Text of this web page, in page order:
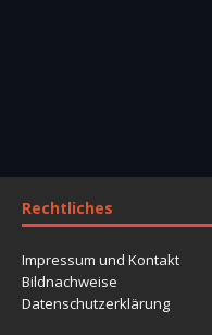
Rechtliches
Impressum und Kontakt
Bildnachweise
Datenschutzerklärung